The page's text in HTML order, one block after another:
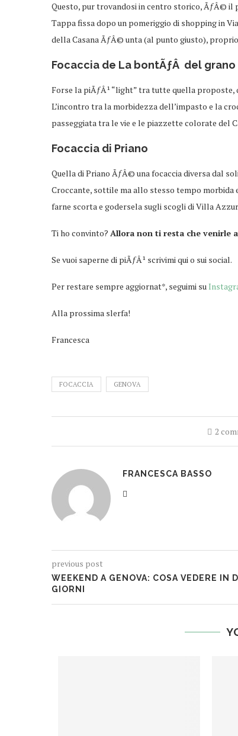
Questo, pur trovandosi in centro storico, ÃƒÂ© il
Tappa fissa dopo un pomeriggio di shopping in
della Casana ÃƒÂ© unta (al punto giusto),
Focaccia de La bontÃƒÂ del grano
Forse la piÃƒÂ¹ “light” tra tutte quella proposte,
L’incontro tra la morbidezza dell’impasto e la
passeggiata tra le vie e le piazzette colorate del
Focaccia di Priano
Quella di Priano ÃƒÂ© una focaccia diversa dal
Croccante, sottile ma allo stesso tempo morbida
farne scorta e godersela sugli scogli di Villa
Ti ho convinto? Allora non ti resta che venirle
Se vuoi saperne di piÃƒÂ¹ scrivimi qui o sui social.
Per restare sempre aggiornat*, seguimi su
Alla prossima slerfa!
Francesca
FOCACCIA GENOVA
2
FRANCESCA BASSO
previous post
WEEKEND A GENOVA: COSA VEDERE IN
GIORNI